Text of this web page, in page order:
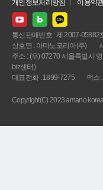
개인정보처리방침 이용약
통신판매번호 : 제 2007-05882
상호명 : 아마노코리아(주)
주소 : (우) 07270 서울특별시
biz센터)
대표전화 : 1899-7275
팩스
Copyright(C) 2023 amano